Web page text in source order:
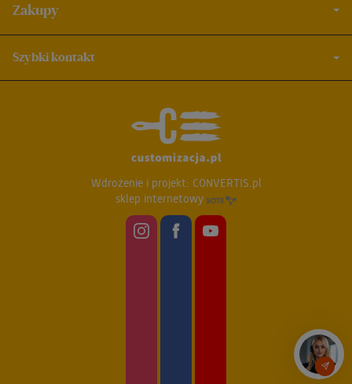
Zakupy
Szybki kontakt
Wdrożenie i projekt: CONVERTIS.pl
sklep internetowy